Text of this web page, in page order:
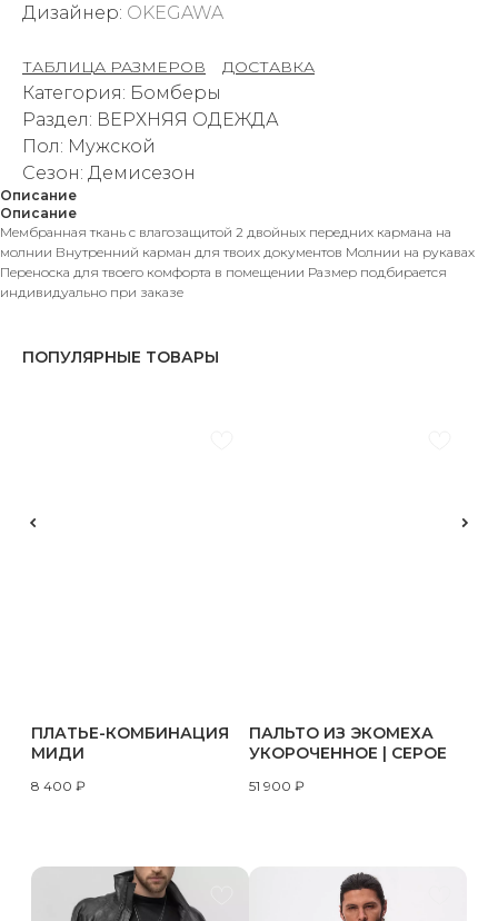
Дизайнер: OKEGAWA
ТАБЛИЦА РАЗМЕРОВ ДОСТАВКА
Категория: Бомберы
Раздел: ВЕРХНЯЯ ОДЕЖДА
Пол: Мужской
Сезон: Демисезон
Описание
Описание
Мембранная ткань с влагозащитой 2 двойных передних кармана на
молнии Внутренний карман для твоих документов Молнии на рукавах
Переноска для твоего комфорта в помещении Размер подбирается
индивидуально при заказе
ПОПУЛЯРНЫЕ ТОВАРЫ
ПЛАТЬЕ-КОМБИНАЦИЯ
МИДИ
8 400 ₽
ПАЛЬТО ИЗ ЭКОМЕХА
УКОРОЧЕННОЕ | СЕРОЕ
51 900 ₽